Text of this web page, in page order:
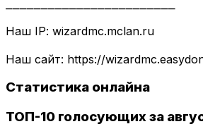
Наш IP: wizardmc.mclan.ru
Наш сайт: https://
Статистика онлайна
ТОП-10 голосующих за